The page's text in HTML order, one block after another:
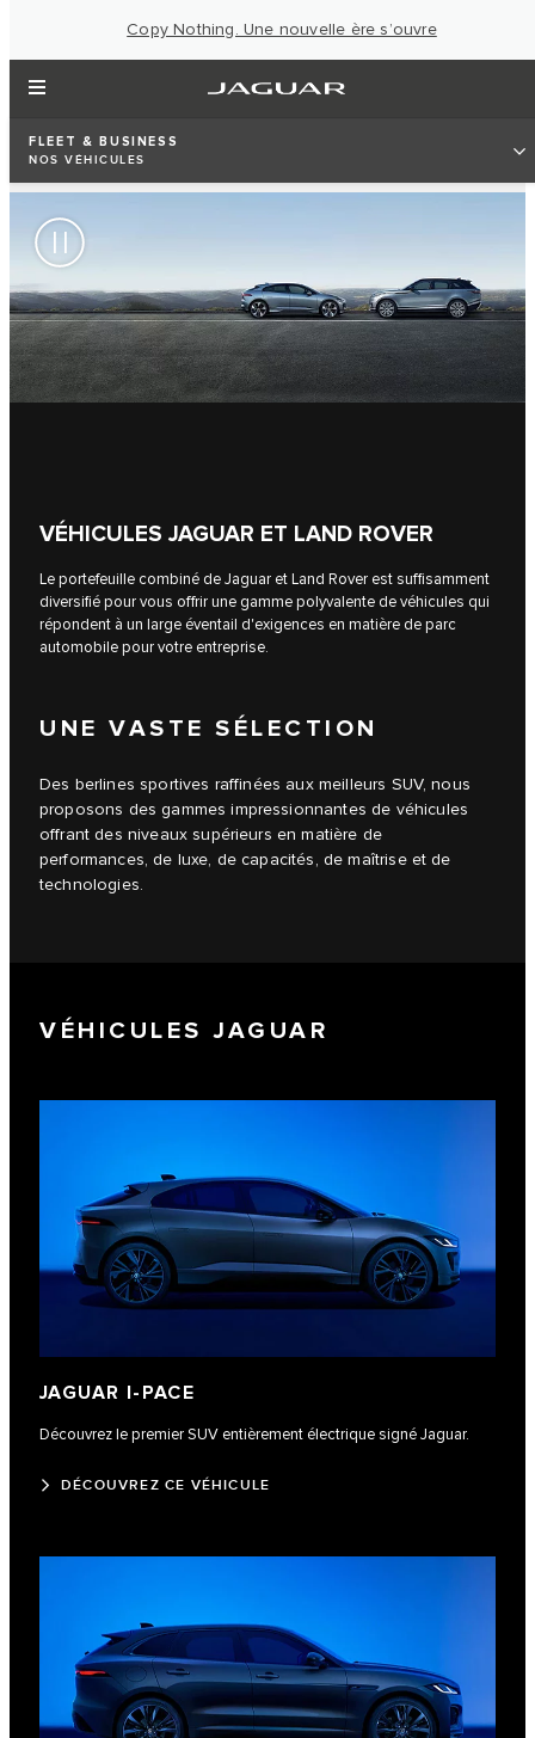
Copy Nothing. Une nouvelle ère s’ouvre
FLEET & BUSINESS
NOS VÉHICULES
VÉHICULES JAGUAR ET LAND ROVER
Le portefeuille combiné de Jaguar et Land Rover est suffisamment
diversifié pour vous offrir une gamme polyvalente de véhicules qui
répondent à un large éventail d'exigences en matière de parc
automobile pour votre entreprise.
UNE VASTE SÉLECTION
Des berlines sportives raffinées aux meilleurs SUV, nous
proposons des gammes impressionnantes de véhicules
offrant des niveaux supérieurs en matière de
performances, de luxe, de capacités, de maîtrise et de
technologies.
VÉHICULES JAGUAR
JAGUAR I-PACE
Découvrez le premier SUV entièrement électrique signé Jaguar.
DÉCOUVREZ CE VÉHICULE